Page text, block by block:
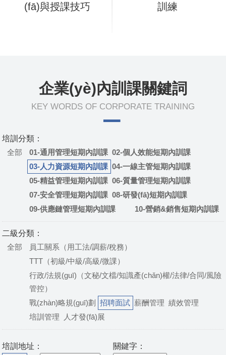
(fā)與授課技巧
訓練
企業(yè)內訓課關鍵詞
KEY WORDS OF CORPORATE TRAINING
培訓分類：
全部
01-通用管理短期內訓課 02-個人效能短期內訓課
03-人力資源短期內訓課 04-一線主管短期內訓課
05-精益管理短期內訓課 06-質量管理短期內訓課
07-安全管理短期內訓課 08-研發(fā)短期內訓課
09-供應鏈管理短期內訓課
10-營銷&銷售短期內訓課
二級分類：
全部
員工關系（用工法/調薪/稅務）
TTT（初級/中級/高級/微課）
行政/法規(guī)（文秘/文檔/知識產(chǎn)權/法律/合同/風險
管控）
戰(zhàn)略規(guī)劃
招聘面試 薪酬管理 績效管理
培訓管理
人才發(fā)展
培訓地址：
關鍵字：